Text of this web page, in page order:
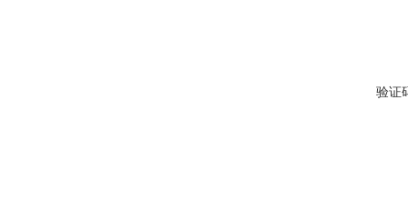
验证